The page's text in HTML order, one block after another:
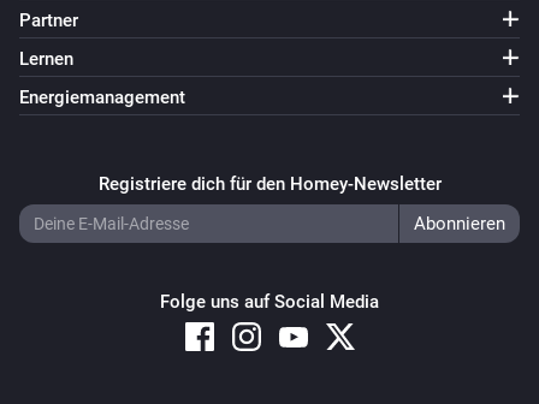
Partner
Lernen
Energiemanagement
Registriere dich für den Homey-Newsletter
Folge uns auf Social Media